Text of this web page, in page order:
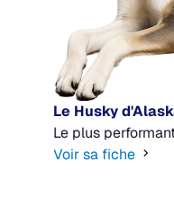
Le Husky
Le plus
Voir sa fiche